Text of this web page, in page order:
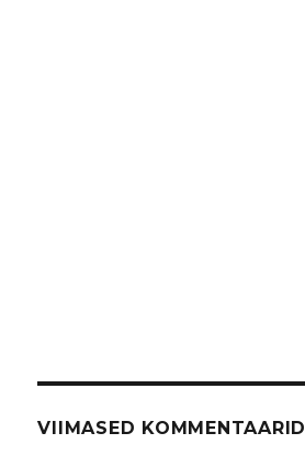
VIIMASED KOMMENTAARID